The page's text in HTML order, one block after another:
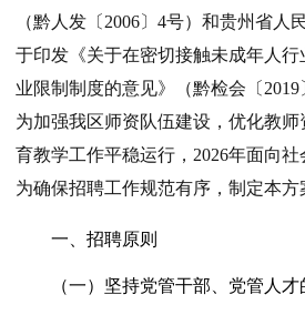
（黔人发〔2006〕4号）和贵州省人
于印发《关于在密切接触未成年人
业限制制度的意见》（黔检会〔2019
为加强我区师资队伍建设，优化教
育教学工作平稳运行，2026年面向社
为确保招聘工作规范有序，制定本方
一、招聘原则
（一）坚持党管干部、党管人才